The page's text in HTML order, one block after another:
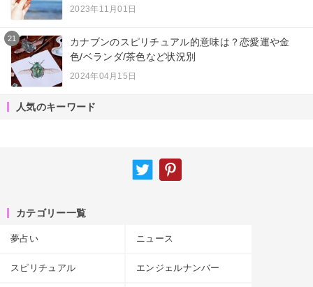
2023年11月01日
21
カナブンのスピリチュアル的意味は？恋愛運や金
色/ベランダ/茶色など状況別
2024年04月15日
人気のキーワード
カテゴリー一覧
夢占い ニュース
スピリチュアル エンジェルナンバー